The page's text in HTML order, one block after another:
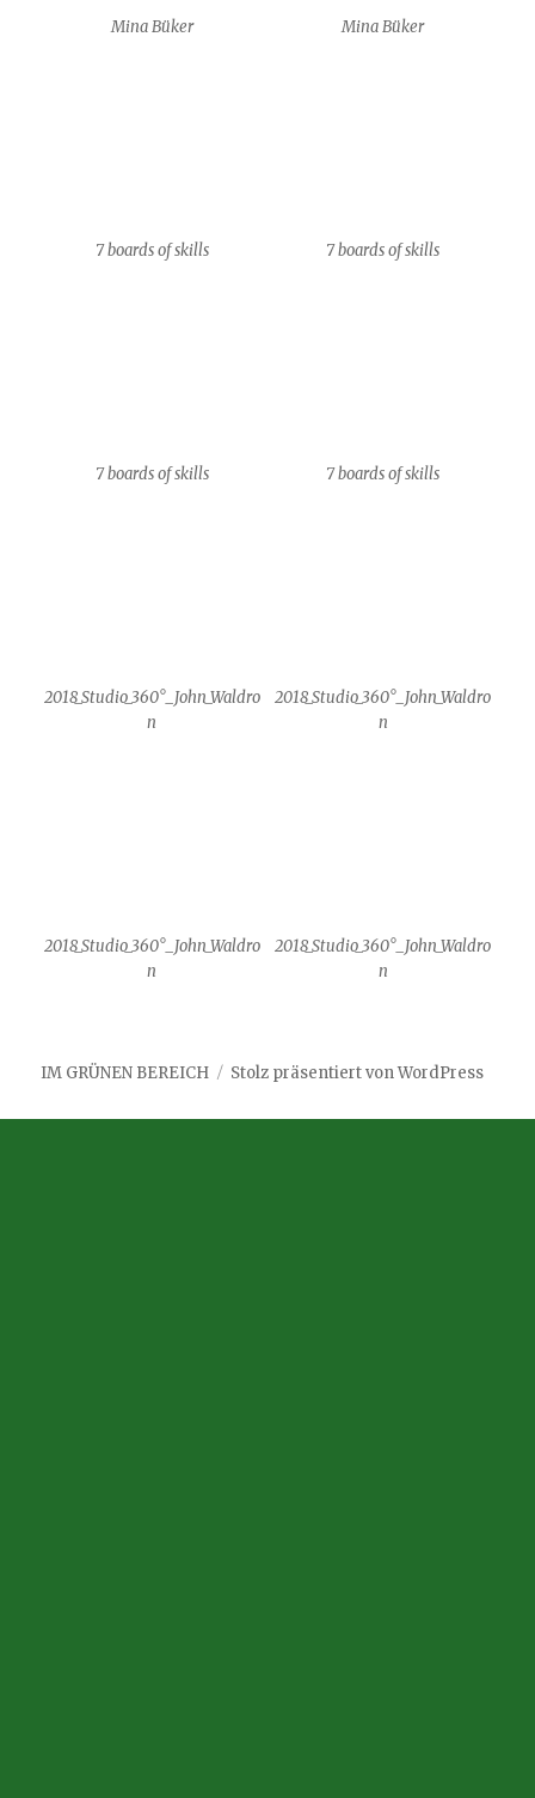
Mina Büker Mina Büker
7 boards of skills 7 boards of skills
7 boards of skills 7 boards of skills
2018_Studio_360°_John_Waldro
n
2018_Studio_360°_John_Waldro
n
2018_Studio_360°_John_Waldro
n
2018_Studio_360°_John_Waldro
n
IM GRÜNEN BEREICH Stolz präsentiert von WordPress